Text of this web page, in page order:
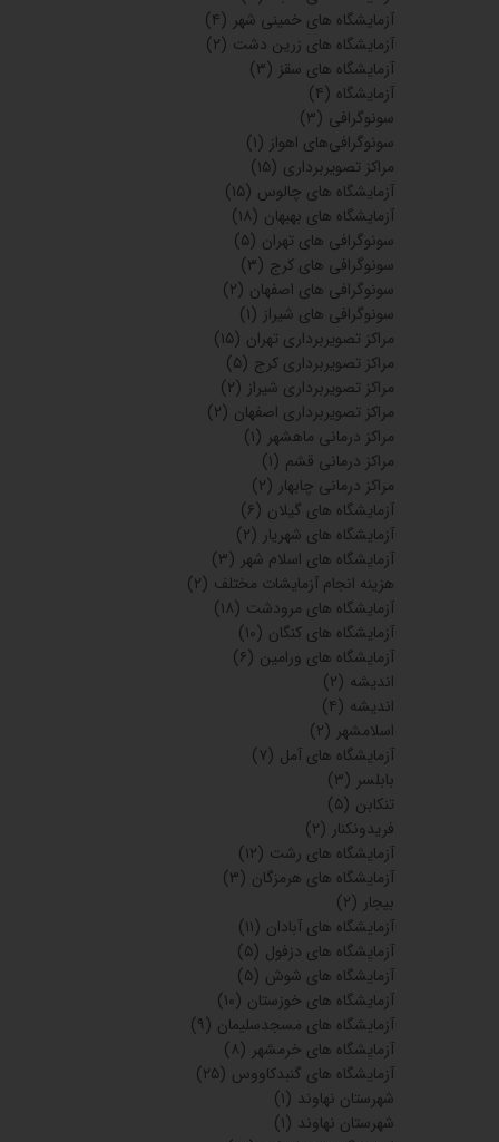
آزمایشگاه های خمینی شهر (۴)
آزمایشگاه های زرین دشت (۲)
آزمایشگاه های سقز (۳)
آزمایشگاه (۴)
سونوگرافی (۳)
سونوگرافی‌های اهواز (۱)
مراکز تصویربرداری (۱۵)
آزمایشگاه های چالوس (۱۵)
آزمایشگاه های بهبهان (۱۸)
سونوگرافی های تهران (۵)
سونوگرافی های کرج (۳)
سونوگرافی های اصفهان (۲)
سونوگرافی های شیراز (۱)
مراکز تصویربرداری تهران (۱۵)
مراکز تصویربرداری کرج (۵)
مراکز تصویربرداری شیراز (۲)
مراکز تصویربرداری اصفهان (۲)
مراکز درمانی ماهشهر (۱)
مراکز درمانی قشم (۱)
مراکز درمانی چابهار (۲)
آزمایشگاه های گیلان (۶)
آزمایشگاه های شهریار (۲)
آزمایشگاه های اسلام شهر (۳)
هزینه انجام آزمایشات مختلف (۲)
آزمایشگاه های مرودشت (۱۸)
آزمایشگاه های کنگان (۱۰)
آزمایشگاه های ورامین (۶)
اندیشه (۲)
اندیشه (۴)
اسلامشهر (۲)
آزمایشگاه های آمل (۷)
بابلسر (۳)
تنکابن (۵)
فریدونکنار (۲)
آزمایشگاه های رشت (۱۲)
آزمایشگاه های هرمزگان (۳)
بیجار (۲)
آزمایشگاه های آبادان (۱۱)
آزمایشگاه های دزفول (۵)
آزمایشگاه های شوش (۵)
آزمایشگاه های خوزستان (۱۰)
آزمایشگاه های مسجدسلیمان (۹)
آزمایشگاه های خرمشهر (۸)
آزمایشگاه های گنبدکاووس (۲۵)
شهرستان نهاوند (۱)
شهرستان نهاوند (۱)